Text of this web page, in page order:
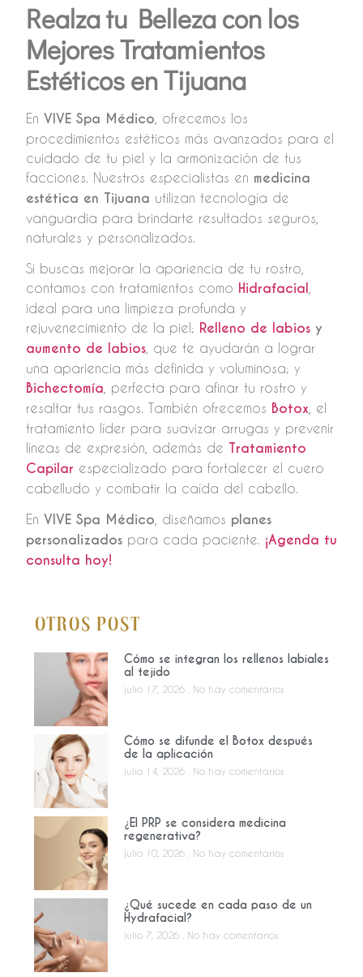
Otros Post
Cómo se integran los rellenos labiales
al tejido
julio 17, 2026 No hay comentarios
Cómo se difunde el Botox después
de la aplicación
julio 14, 2026 No hay comentarios
¿El PRP se considera medicina
regenerativa?
julio 10, 2026 No hay comentarios
¿Qué sucede en cada paso de un
Hydrafacial?
julio 7, 2026 No hay comentarios
Realza tu Belleza con los
Mejores Tratamientos
Estéticos en Tijuana
En VIVE Spa Médico , ofrecemos los
procedimientos estéticos más avanzados para el
cuidado de tu piel y la armonización de tus
facciones. Nuestros especialistas en medicina
estética en Tijuana utilizan tecnología de
vanguardia para brindarte resultados seguros,
naturales y personalizados.
Si buscas mejorar la apariencia de tu rostro,
contamos con tratamientos como Hidrafacial
ideal para una limpieza profunda y
rejuvenecimiento de la piel; Relleno de labios y
aumento de labios , que te ayudarán a lograr
una apariencia más definida y voluminosa; y
Bichectomía , perfecta para afinar tu rostro y
resaltar tus rasgos. También ofrecemos Botox , el
tratamiento líder para suavizar arrugas y prevenir
líneas de expresión, además de Tratamiento
Capilar especializado para fortalecer el cuero
cabelludo y combatir la caída del cabello.
En VIVE Spa Médico , diseñamos planes
personalizados para cada paciente. ¡Agenda tu
consulta hoy!